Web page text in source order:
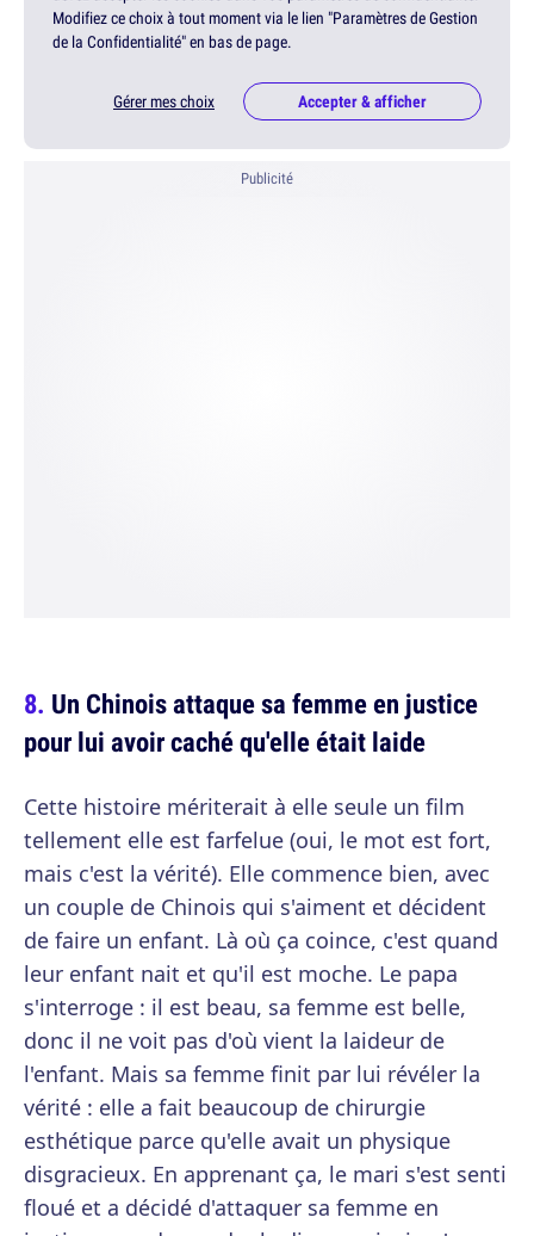
Modifiez ce choix à tout moment via le lien "Paramètres de Gestion
de la Confidentialité" en bas de page.
Gérer mes choix Accepter & afficher
Publicité
Un Chinois attaque sa femme en justice
pour lui avoir caché qu'elle était laide
Cette histoire mériterait à elle seule un film
tellement elle est farfelue (oui, le mot est fort,
mais c'est la vérité). Elle commence bien, avec
un couple de Chinois qui s'aiment et décident
de faire un enfant. Là où ça coince, c'est quand
leur enfant nait et qu'il est moche. Le papa
s'interroge : il est beau, sa femme est belle,
donc il ne voit pas d'où vient la laideur de
l'enfant. Mais sa femme finit par lui révéler la
vérité : elle a fait beaucoup de chirurgie
esthétique parce qu'elle avait un physique
disgracieux. En apprenant ça, le mari s'est senti
floué et a décidé d'attaquer sa femme en